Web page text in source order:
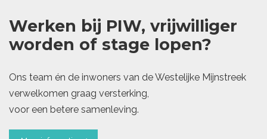
Werken bij PIW, vrijwilliger
worden of stage lopen?
Ons team én de inwoners van de Westelijke Mijnstreek
verwelkomen graag versterking,
voor een betere samenleving.